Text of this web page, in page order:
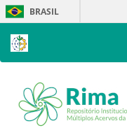
Skip
navigation
BRASIL